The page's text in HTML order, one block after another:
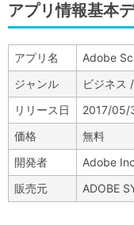
アプリ情報基本
アプリ名
Adobe
ジャンル
ビジネス
リリース日
2017/05/
価格
無料
開発者
Adobe
販売元
ADOBE